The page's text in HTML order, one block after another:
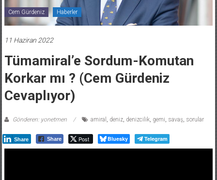
Cem Gürdeniz Haberler
11 Haziran 2022
Tümamiral’e Sordum-Komutan
Korkar mı ? (Cem Gürdeniz
Cevaplıyor)
Gönderen: yonetmen amiral deniz, denizcilik, gemi savaş, sorular
Share Share Post Bluesky Telegram